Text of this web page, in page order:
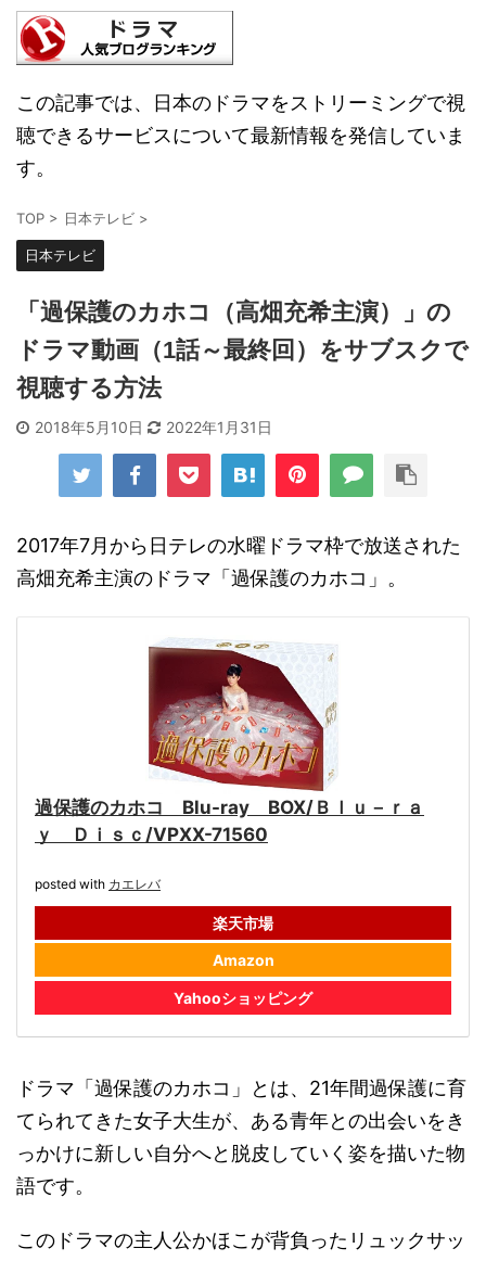
この記事では、日本のドラマをストリーミングで視
聴できるサービスについて最新情報を発信していま
す。
TOP > 日本テレビ >
日本テレビ
「過保護のカホコ（高畑充希主演）」の
ドラマ動画（1話～最終回）をサブスクで
視聴する方法
2018年5月10日 2022年1月31日
2017年7月から日テレの水曜ドラマ枠で放送された
高畑充希主演のドラマ「過保護のカホコ」。
過保護のカホコ Blu-ray BOX/Ｂｌｕ－ｒａ
ｙ Ｄｉｓｃ/VPXX-71560
posted with カエレバ
楽天市場
Amazon
Yahooショッピング
ドラマ「過保護のカホコ」とは、21年間過保護に育
てられてきた女子大生が、ある青年との出会いをき
っかけに新しい自分へと脱皮していく姿を描いた物
語です。
このドラマの主人公かほこが背負ったリュックサッ